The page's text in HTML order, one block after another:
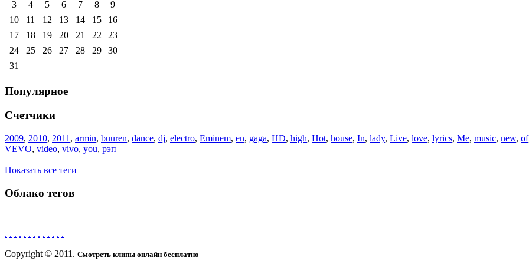
3
4 5 6 7 8
9
10
11 12 13 14 15
16
17
18 19 20 21 22
23
24
25 26 27 28 29
30
31
Популярное
Счетчики
2009, 2010, 2011 , armin, buuren, dance, dj, electro, Eminem, en, gaga, HD, high, Hot, house, In, lady, Live, love, lyrics, Me, music, new, of
VEVO, video, vivo, you, рэп
Показать все теги
Облако тегов
. . . . . . . . . . . . .
Copyright © 2011. Смотреть клипы онлайн бесплатно